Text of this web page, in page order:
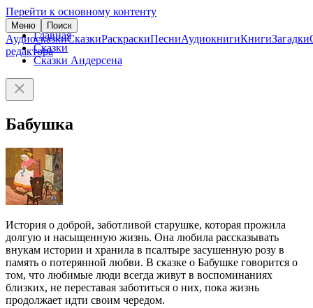
Перейти к основному контенту
Меню Поиск
АудиосказкиСказкиРаскраскиПесниАудиокнигиКнигиЗагадки
редактора
Главная
Сказки
Сказки Андерсена
Бабушка
История о доброй, заботливой старушке, которая прожила
долгую и насыщенную жизнь. Она любила рассказывать
внукам истории и хранила в псалтыре засушенную розу в
память о потерянной любви. В сказке о Бабушке говорится о
том, что любимые люди всегда живут в воспоминаниях
близких, не переставая заботиться о них, пока жизнь
продолжает идти своим чередом.